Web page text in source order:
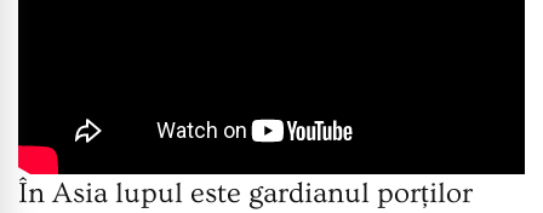
În Asia lupul este gardianul porților